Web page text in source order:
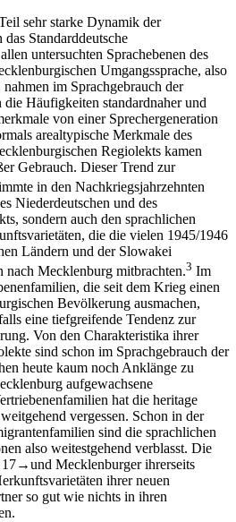
sehr starke Dynamik der
Standarddeutsche
untersuchten Sprachebenen des
Umgangssprache, also
im Sprachgebrauch der
die Häufigkeiten standardnaher und
von einer Sprechergeneration
arealtypische Merkmale des
Regiolekts kamen
Gebrauch. Dieser Trend zur
in den Nachkriegsjahrzehnten
Niederdeutschen und des
sondern auch den sprachlichen
die die vielen 1945/1946
Ländern und der Slowakei
nach Mecklenburg mitbrachten.3 Im
die seit dem Krieg einen
Bevölkerung ausmachen,
eine tiefgreifende Tendenz zur
Von den Charakteristika ihrer
sind schon im Sprachgebrauch der
heute kaum noch Anklänge zu
aufgewachsene
hat die heritage
vergessen. Schon in der
sind die sprachlichen
also weitestgehend verblasst. Die
17→und Mecklenburger ihrerseits
ihrer neuen
so gut wie nichts in ihren